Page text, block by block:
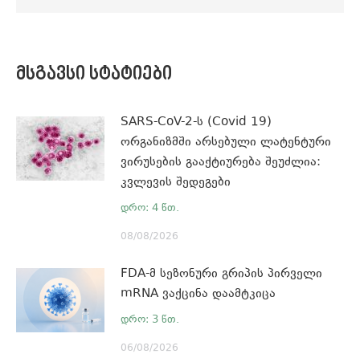
ᲛᲡᲒᲐᲕᲡᲘ ᲡᲢᲐᲢᲘᲔᲑᲘ
SARS-CoV-2-ს (Covid 19)
ორგანიზმში არსებული ლატენტური
ვირუსების გააქტიურება შეუძლია:
კვლევის შედეგები
08/08/2026
FDA-მ სეზონური გრიპის პირველი
mRNA ვაქცინა დაამტკიცა
06/08/2026